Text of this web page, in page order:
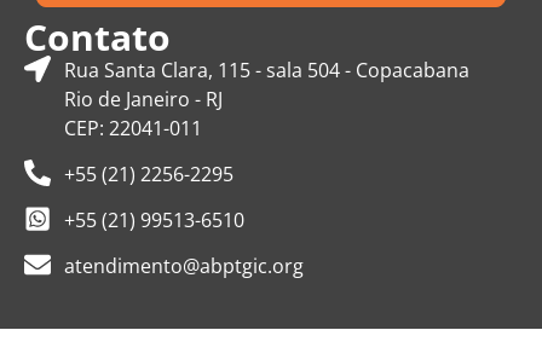
Contato
Rua Santa Clara, 115 - sala 504 - Copacabana
Rio de Janeiro - RJ
CEP: 22041-011
+55 (21) 2256-2295
+55 (21) 99513-6510
atendimento@abptgic.org